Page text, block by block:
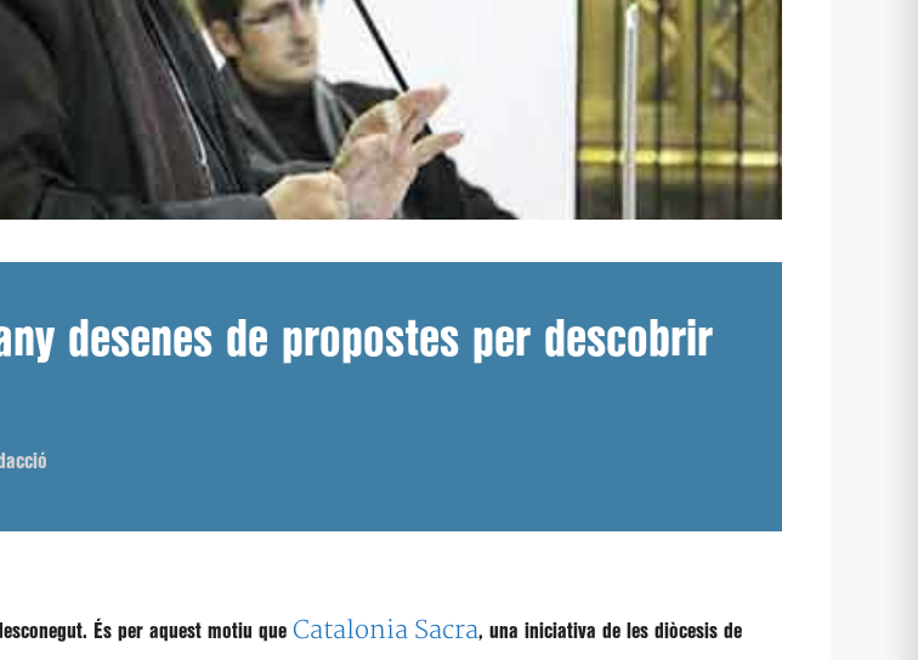
desenes de propostes per descobrir
És per aquest motiu que Catalonia Sacra, una iniciativa de les diòcesis de